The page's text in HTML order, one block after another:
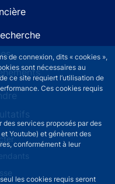
de connexion, dits « cookies »,
sont nécessaires au
ce site requiert l’utilisation de
Ces cookies requis
des services proposés par des
Youtube) et génèrent des
conformément à leur
les cookies requis seront